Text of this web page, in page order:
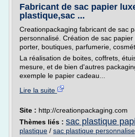
Fabricant de sac papier
plastique,sac ...
Creationpackaging fabricant de sac
personnalisé. Création de sac
porter, boutiques, parfumerie,
La réalisation de boites, coffrets,
mesure, et de bien d'autres
exemple le papier cadeau...
Lire la suite
Site : http://creationpackaging.com
Thèmes liés : sac plastique
plastique / sac plastique personnalise